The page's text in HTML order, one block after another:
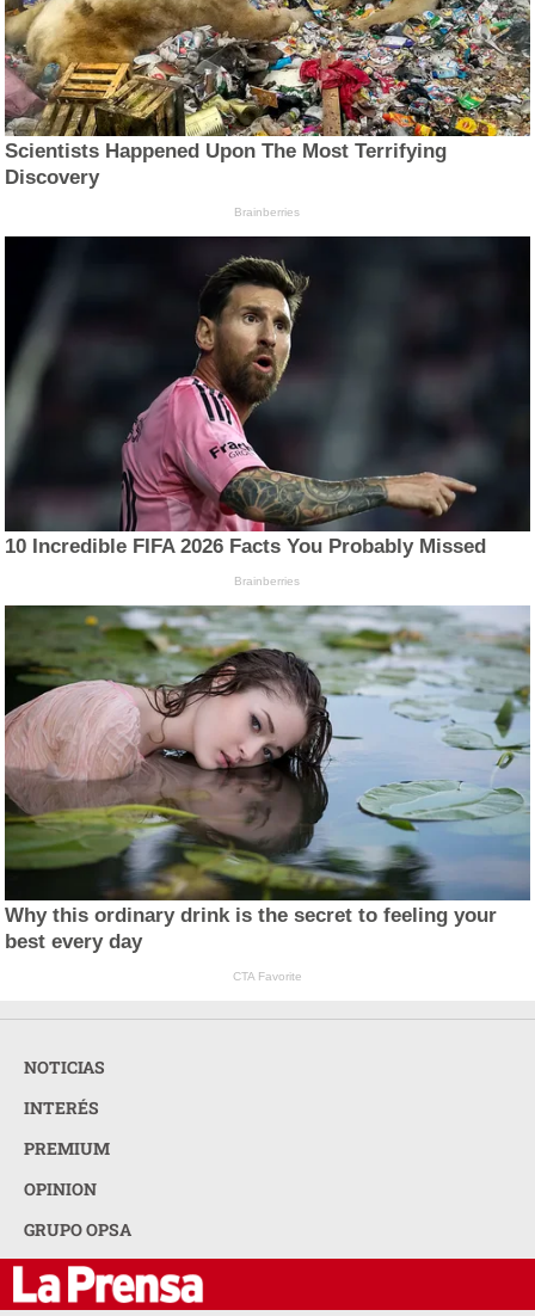
Scientists Happened Upon The Most Terrifying
Discovery
Brainberries
10 Incredible FIFA 2026 Facts You Probably Missed
Brainberries
Why this ordinary drink is the secret to feeling your
best every day
CTA Favorite
NOTICIAS
INTERÉS
PREMIUM
OPINION
GRUPO OPSA